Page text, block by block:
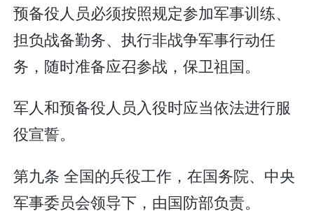
预备役人员必须按照规定参加军事训练、
担负战备勤务、执行非战争军事行动任
务，随时准备应召参战，保卫祖国。
军人和预备役人员入役时应当依法进行服
役宣誓。
第九条 全国的兵役工作，在国务院、中央
军事委员会领导下，由国防部负责。